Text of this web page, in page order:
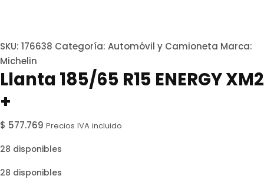
SKU: 176638 Categoría: Automóvil y Camioneta Marca:
Michelin
Llanta 185/65 R15 ENERGY XM2
+
$ 577.769 Precios IVA incluido
28 disponibles
28 disponibles